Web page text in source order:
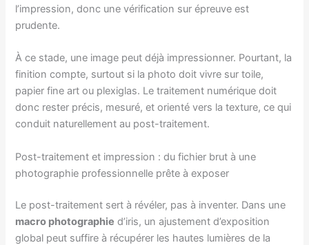
l’impression, donc une vérification sur épreuve est
prudente.
À ce stade, une image peut déjà impressionner. Pourtant, la
finition compte, surtout si la photo doit vivre sur toile,
papier fine art ou plexiglas. Le traitement numérique doit
donc rester précis, mesuré, et orienté vers la texture, ce qui
conduit naturellement au post-traitement.
Post-traitement et impression : du fichier brut à une
photographie professionnelle prête à exposer
Le post-traitement sert à révéler, pas à inventer. Dans une
macro photographie d’iris, un ajustement d’exposition
global peut suffire à récupérer les hautes lumières de la